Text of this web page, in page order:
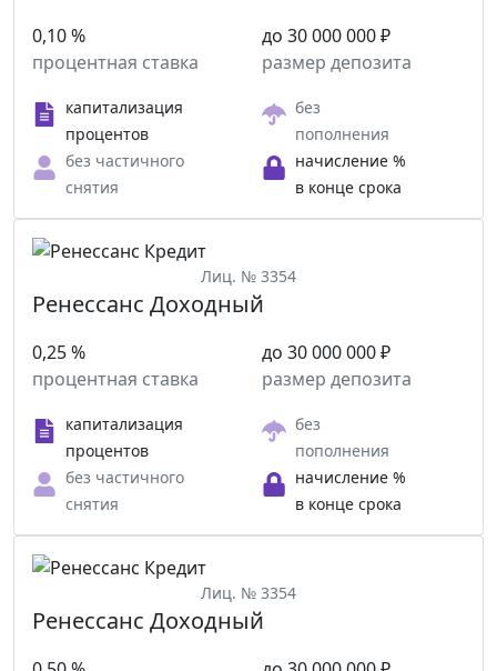
0,10 %
процентная ставка
до 30 000 000 ₽
размер депозита
капитализация
процентов
без
пополнения
без частичного
снятия
начисление %
в конце срока
Лиц. № 3354
Ренессанс Доходный
0,25 %
процентная ставка
до 30 000 000 ₽
размер депозита
капитализация
процентов
без
пополнения
без частичного
снятия
начисление %
в конце срока
Лиц. № 3354
Ренессанс Доходный